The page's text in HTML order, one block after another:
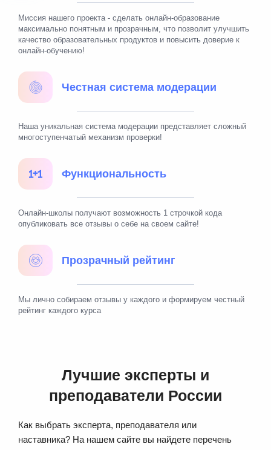
Миссия нашего проекта - сделать онлайн-образование
максимально понятным и прозрачным, что позволит улучшить
качество образовательных продуктов и повысить доверие к
онлайн-обучению!
Честная система модерации
Наша уникальная система модерации представляет сложный
многоступенчатый механизм проверки!
Функциональность
Онлайн-школы получают возможность 1 строчкой кода
опубликовать все отзывы о себе на своем сайте!
Прозрачный рейтинг
Мы лично собираем отзывы у каждого и формируем честный
рейтинг каждого курса
Лучшие эксперты и
преподаватели России
Как выбрать эксперта, преподавателя или
наставника? На нашем сайте вы найдете перечень